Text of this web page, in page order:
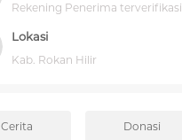
Rekening Penerima terverifikasi
Lokasi
Kab. Rokan Hilir
Cerita Donasi